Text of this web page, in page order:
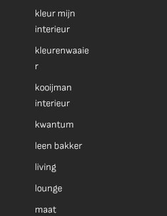
kleur mijn
interieur
kleurenwaaie
r
kooijman
interieur
kwantum
leen bakker
living
lounge
maat